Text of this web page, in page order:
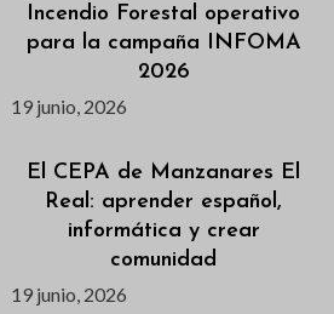
Incendio Forestal operativo
para la campaña INFOMA
2026
19 junio, 2026
El CEPA de Manzanares El
Real: aprender español,
informática y crear
comunidad
19 junio, 2026